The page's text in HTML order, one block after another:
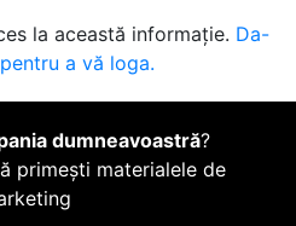
la această informație. Da-
a vă loga.
dumneavoastră?
primești materialele de